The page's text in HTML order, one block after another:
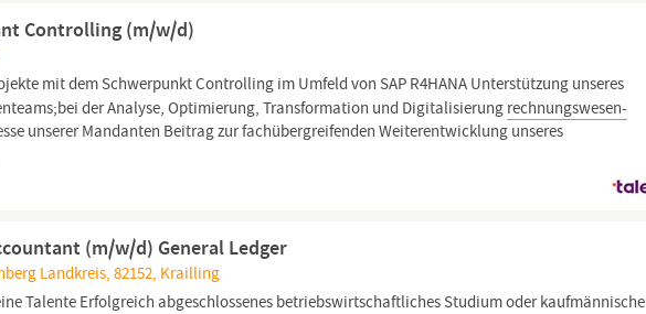
Controlling (m/w/d)
mit dem Schwerpunkt Controlling im Umfeld von SAP R4HANA Unterstützung unseres
der Analyse, Optimierung, Transformation und Digitalisierung rechnungswesen-
unserer Mandanten Beitrag zur fachübergreifenden Weiterentwicklung unseres
(m/w/d) General Ledger
Landkreis, 82152, Krailling
Talente Erfolgreich abgeschlossenes betriebswirtschaftliches Studium oder kaufmännische